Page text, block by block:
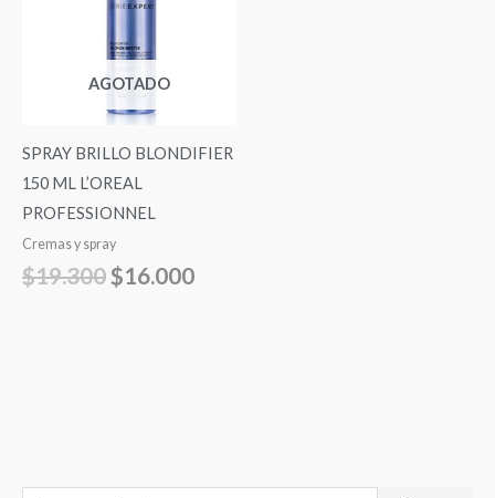
AGOTADO
SPRAY BRILLO BLONDIFIER
150 ML L’OREAL
PROFESSIONNEL
Cremas y spray
$19.300
era:
$19.300.
$16.000